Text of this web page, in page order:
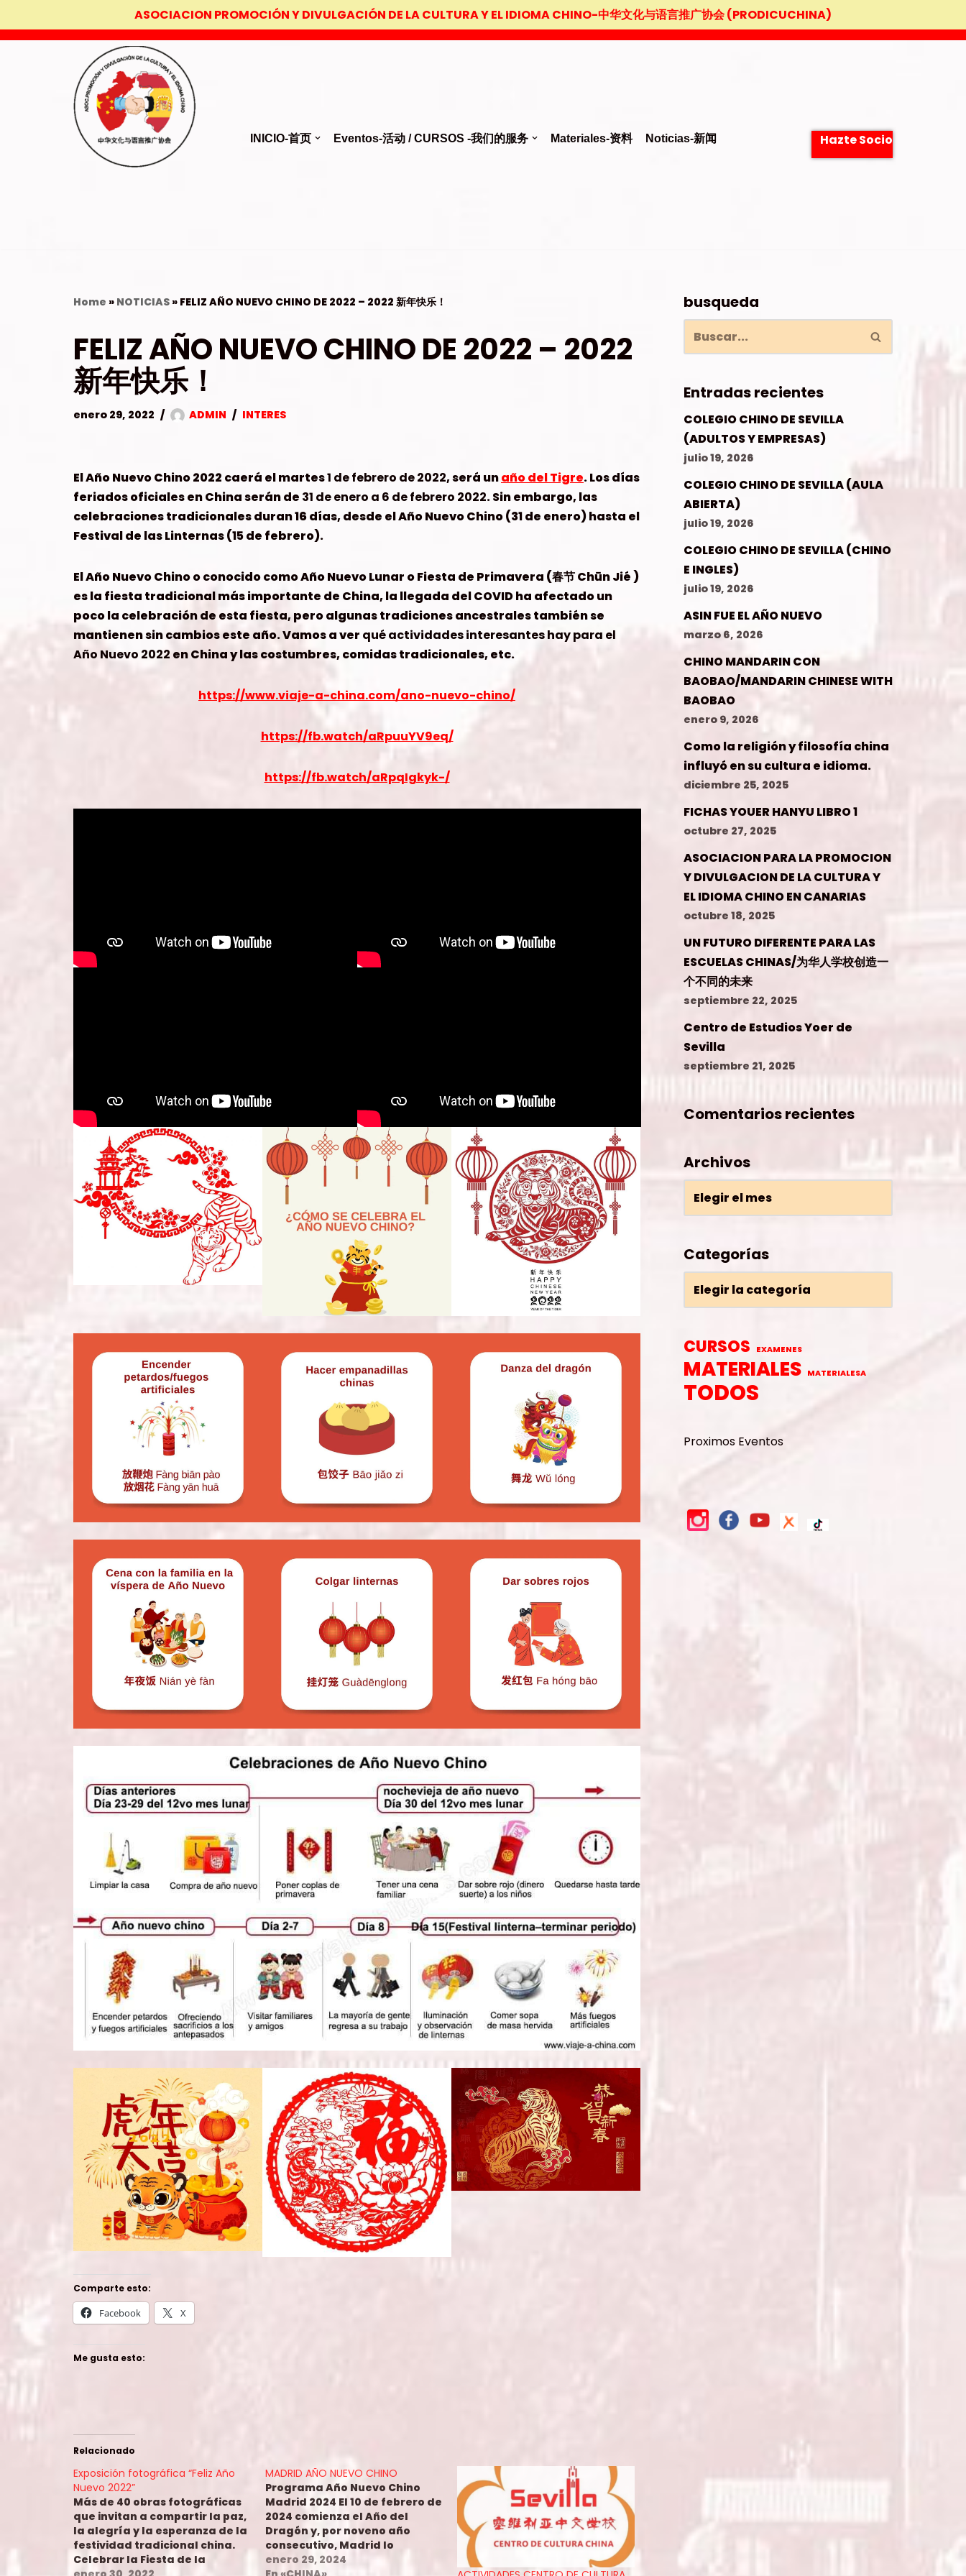
Saltar
ASOCIACION PROMOCIÓN Y DIVULGACIÓN DE LA CULTURA Y EL IDIOMA CHINO-中华文化与语言推广协会 (PRODICUCHINA)
INICIO-首页 Eventos-活动 / CURSOS -我们的服务 Materiales-资料 Noticias-新闻 Hazte Socio
Home » NOTICIAS» FELIZ AÑO NUEVO CHINO DE 2022 – 2022 新年快乐！
FELIZ AÑO NUEVO CHINO DE 2022 – 2022
新年快乐！
enero 29, 2022 ADMIN INTERES
El Año Nuevo Chino 2022 caerá el martes1 de febrero de 2022, será unaño del Tigre. Los días
feriados oficiales en China serán de 31 de enero a 6 de febrero 2022. Sin embargo, las
celebraciones tradicionales duran 16 días, desde el Año Nuevo Chino (31 de enero) hasta el
Festival de las Linternas (15 de febrero).
El Año Nuevo Chino o conocido como Año Nuevo Lunar o Fiesta de Primavera (春节 Chūn Jié )
es la fiesta tradicional más importante de China, la llegada del COVID ha afectado un
poco la celebración de esta fiesta, pero algunas tradiciones ancestrales también se
mantienen sin cambios este año. Vamos a ver qué actividades interesantes hay para el
Año Nuevo 2022 en China y las costumbres, comidas tradicionales, etc.
https://www.viaje-a-china.com/ano-nuevo-chino/
https://fb.watch/aRpuuYV9eq/
https://fb.watch/aRpqIgkyk-/
Comparte esto:
Facebook X
Me gusta esto:
Relacionado
Exposición fotográfica “Feliz Año
Nuevo 2022”
Más de 40 obras fotográficas
que invitan a compartir la paz,
la alegría y la esperanza de la
festividad tradicional china.
Celebrar la Fiesta de la
MADRID AÑO NUEVO CHINO
Programa Año Nuevo Chino
Madrid 2024 El 10 de febrero de
2024 comienza el Año del
Dragón y, por noveno año
consecutivo, Madrid lo
celebra con un completo
enero 29, 2024
busqueda
Entradas recientes
COLEGIO CHINO DE SEVILLA
(ADULTOS Y EMPRESAS)
julio 19, 2026
COLEGIO CHINO DE SEVILLA (AULA
ABIERTA)
julio 19, 2026
COLEGIO CHINO DE SEVILLA (CHINO
E INGLES)
julio 19, 2026
ASIN FUE EL AÑO NUEVO
marzo 6, 2026
CHINO MANDARIN CON
BAOBAO/MANDARIN CHINESE WITH
BAOBAO
enero 9, 2026
Como la religión y filosofía china
influyó en su cultura e idioma.
diciembre 25, 2025
FICHAS YOUER HANYU LIBRO 1
octubre 27, 2025
ASOCIACION PARA LA PROMOCION
Y DIVULGACION DE LA CULTURA Y
EL IDIOMA CHINO EN CANARIAS
octubre 18, 2025
UN FUTURO DIFERENTE PARA LAS
ESCUELAS CHINAS/为华人学校创造一
个不同的未来
septiembre 22, 2025
Centro de Estudios Yoer de
Sevilla
septiembre 21, 2025
Comentarios recientes
Archivos
Categorías
CURSOS EXAMENES
MATERIALES MATERIALESA
TODOS
Proximos Eventos